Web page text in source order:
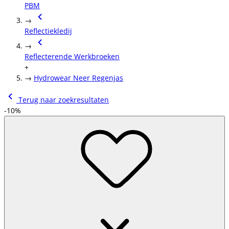
PBM
→
Reflectiekledij
→
Reflecterende Werkbroeken
+
→ Hydrowear Neer Regenjas
Terug naar zoekresultaten
-10%